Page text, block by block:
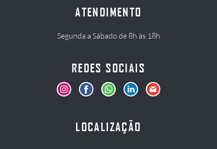
ATENDIMENTO
Segunda a Sábado de 8h às 18h
REDES SOCIAIS
LOCALIZAÇÃO